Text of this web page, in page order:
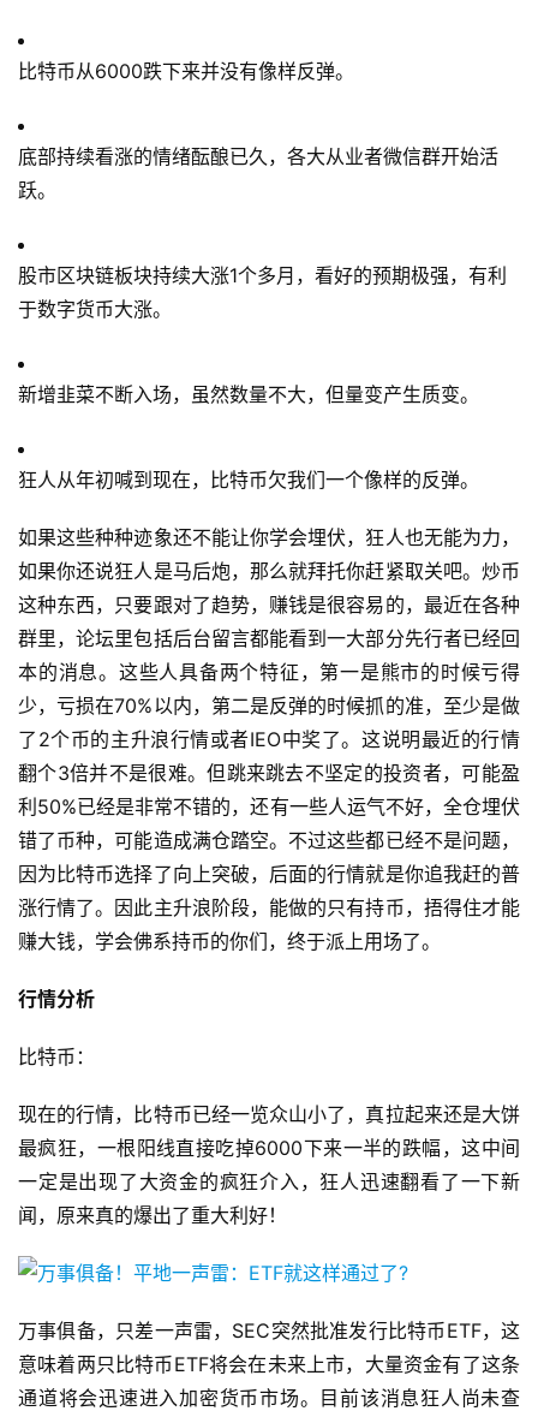
比特币从6000跌下来并没有像样反弹。
底部持续看涨的情绪酝酿已久，各大从业者微信群开始活
跃。
股市区块链板块持续大涨1个多月，看好的预期极强，有利
于数字货币大涨。
新增韭菜不断入场，虽然数量不大，但量变产生质变。
狂人从年初喊到现在，比特币欠我们一个像样的反弹。
如果这些种种迹象还不能让你学会埋伏，狂人也无能为力，
如果你还说狂人是马后炮，那么就拜托你赶紧取关吧。炒币
这种东西，只要跟对了趋势，赚钱是很容易的，最近在各种
群里，论坛里包括后台留言都能看到一大部分先行者已经回
本的消息。这些人具备两个特征，第一是熊市的时候亏得
少，亏损在70%以内，第二是反弹的时候抓的准，至少是做
了2个币的主升浪行情或者IEO中奖了。这说明最近的行情
翻个3倍并不是很难。但跳来跳去不坚定的投资者，可能盈
利50%已经是非常不错的，还有一些人运气不好，全仓埋伏
错了币种，可能造成满仓踏空。不过这些都已经不是问题，
因为比特币选择了向上突破，后面的行情就是你追我赶的普
涨行情了。因此主升浪阶段，能做的只有持币，捂得住才能
赚大钱，学会佛系持币的你们，终于派上用场了。
行情分析
比特币：
现在的行情，比特币已经一览众山小了，真拉起来还是大饼
最疯狂，一根阳线直接吃掉6000下来一半的跌幅，这中间
一定是出现了大资金的疯狂介入，狂人迅速翻看了一下新
闻，原来真的爆出了重大利好！
万事俱备，只差一声雷，SEC突然批准发行比特币ETF，这
意味着两只比特币ETF将会在未来上市，大量资金有了这条
通道将会迅速进入加密货币市场。目前该消息狂人尚未查